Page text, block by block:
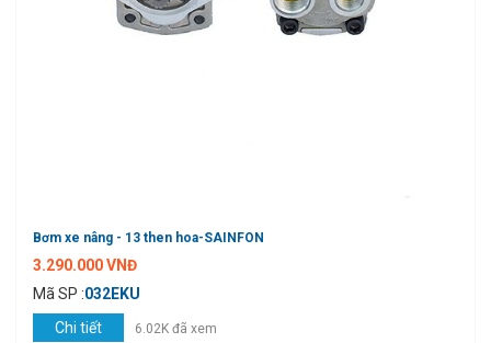
Bơm xe nâng - 13 then hoa-SAINFON
3.290.000 VNĐ
Mã SP :032EKU
Chi tiết
6.02K đã xem